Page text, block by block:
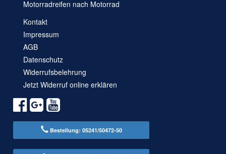
Motorradreifen nach Motorrad
Kontakt
Impressum
AGB
Datenschutz
Widerrufsbelehrung
Jetzt Widerruf online erklären
Bestellung: 05241/50472-50